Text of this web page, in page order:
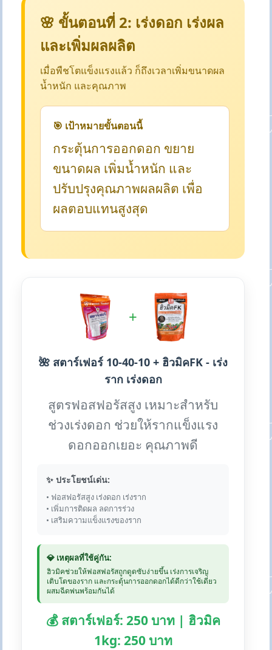
🌸 ขั้นตอนที่ 2: เร่งดอก เร่งผล
และเพิ่มผลผลิต
เมื่อพืชโตแข็งแรงแล้ว ก็ถึงเวลาเพิ่มขนาดผล
น้ำหนัก และคุณภาพ
🎯 เป้าหมายขั้นตอนนี้
กระตุ้นการออกดอก ขยาย
ขนาดผล เพิ่มน้ำหนัก และ
ปรับปรุงคุณภาพผลผลิต เพื่อ
ผลตอบแทนสูงสุด
+
🌺 สตาร์เฟอร์ 10-40-10 + ฮิวมิคFK - เร่ง
ราก เร่งดอก
สูตรฟอสฟอรัสสูง เหมาะสำหรับ
ช่วงเร่งดอก ช่วยให้รากแข็งแรง
ดอกออกเยอะ คุณภาพดี
✨ ประโยชน์เด่น:
• ฟอสฟอรัสสูง เร่งดอก เร่งราก
• เพิ่มการติดผล ลดการร่วง
• เสริมความแข็งแรงของราก
💎 เหตุผลที่ใช้คู่กัน:
ฮิวมิคช่วยให้ฟอสฟอรัสถูกดูดซับง่ายขึ้น เร่งการเจริญ
เติบโตของราก และกระตุ้นการออกดอกได้ดีกว่าใช้เดี่ยว
ผสมฉีดพ่นพร้อมกันได้
💰 สตาร์เฟอร์: 250 บาท | ฮิวมิค
1kg: 250 บาท